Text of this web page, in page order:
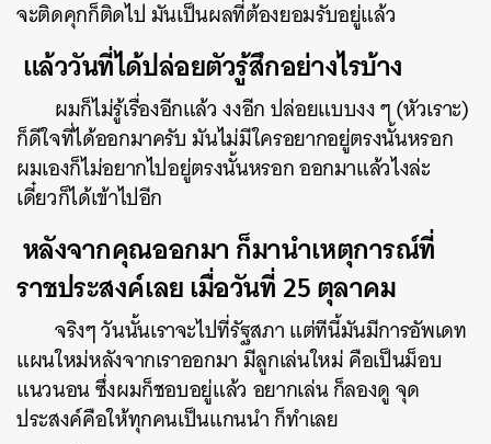
จะติดคุกก็ติดไป มันเป็นผลที่ต้องยอมรับอยู่แล้ว
แล้ววันที่ได้ปล่อยตัวรู้สึกอย่างไรบ้าง
ผมก็ไม่รู้เรื่องอีกแล้ว งงอีก ปล่อยแบบงง ๆ (หัวเราะ)
ก็ดีใจที่ได้ออกมาครับ มันไม่มีใครอยากอยู่ตรงนั้นหรอก
ผมเองก็ไม่อยากไปอยู่ตรงนั้นหรอก ออกมาแล้วไงล่ะ
เดี๋ยวก็ได้เข้าไปอีก
หลังจากคุณออกมา ก็มานำเหตุการณ์ที่
ราชประสงค์เลย เมื่อวันที่25 ตุลาคม
จริงๆ วันนั้นเราจะไปที่รัฐสภา แต่ทีนี้มันมีการอัพเดท
แผนใหม่หลังจากเราออกมา มีลูกเล่นใหม่ คือเป็นม็อบ
แนวนอน ซึ่งผมก็ชอบอยู่แล้ว อยากเล่น ก็ลองดู จุด
ประสงค์คือให้ทุกคนเป็นแกนนำ ก็ทำเลย